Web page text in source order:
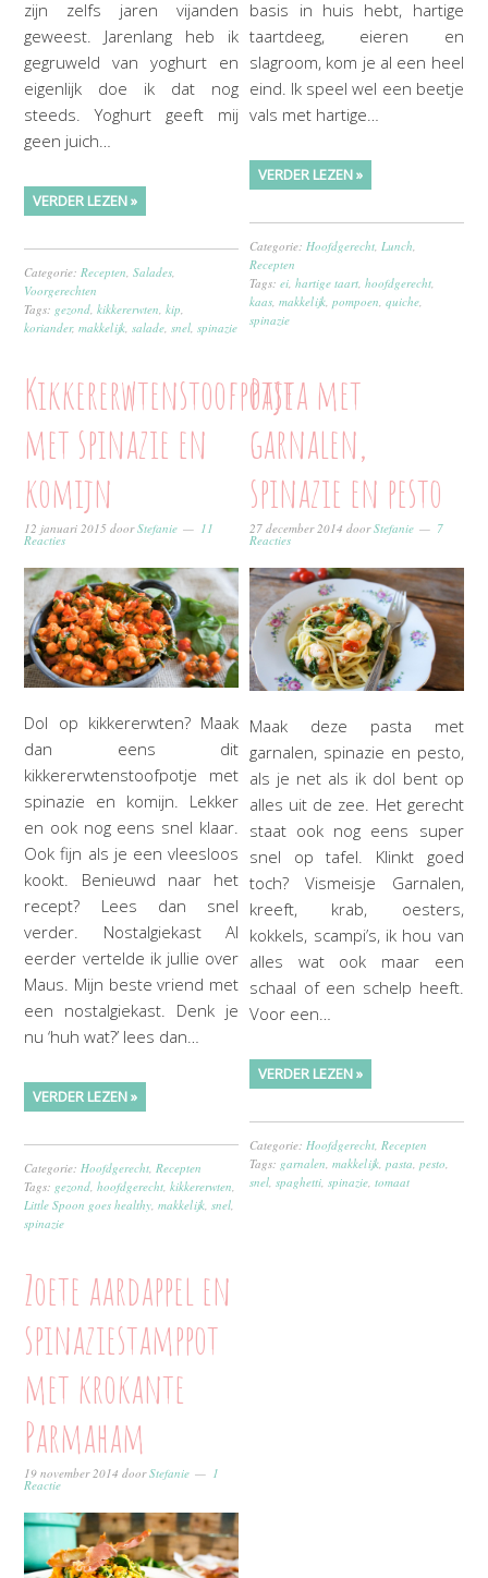
zijn zelfs jaren vijanden
geweest. Jarenlang heb ik
gegruweld van yoghurt en
eigenlijk doe ik dat nog
steeds. Yoghurt geeft mij
geen juich…
VERDER LEZEN »
Categorie: Recepten ,Salades
Voorgerechten
Tags: gezond ,kikkererwten ,kip
koriander,makkelijk ,salade ,snel ,spinazie
basis in huis hebt, hartige
taartdeeg, eieren en
slagroom, kom je al een heel
eind. Ik speel wel een beetje
vals met hartige…
VERDER LEZEN »
Categorie: Hoofdgerecht Lunch
Recepten
Tags:ei ,hartige taart ,hoofdgerecht
kaas ,makkelijk ,pompoen ,quiche
spinazie
Kikkererwtenstoofpotje
met spinazie en
komijn
12 januari 2015 doorStefanie 11
Reacties
Dol op kikkererwten? Maak
dan eens dit
kikkererwtenstoofpotje met
spinazie en komijn. Lekker
en ook nog eens snel klaar.
Ook fijn als je een vleesloos
kookt. Benieuwd naar het
recept? Lees dan snel
verder. Nostalgiekast Al
eerder vertelde ik jullie over
Maus. Mijn beste vriend met
een nostalgiekast. Denk je
nu ‘huh wat?’ lees dan…
VERDER LEZEN »
Categorie:Hoofdgerecht,Recepten
Tags: gezond,hoofdgerecht,kikkererwten,
Little Spoon goes healthy,makkelijk,snel,
spinazie
Pasta met
garnalen,
spinazie en pesto
27 december 2014 doorStefanie 7
Reacties
Maak deze pasta met
garnalen, spinazie en pesto,
als je net als ik dol bent op
alles uit de zee. Het gerecht
staat ook nog eens super
snel op tafel. Klinkt goed
toch? Vismeisje Garnalen,
kreeft, krab, oesters,
kokkels, scampi’s, ik hou van
alles wat ook maar een
schaal of een schelp heeft.
Voor een…
VERDER LEZEN »
Categorie: Hoofdgerecht Recepten
Tags: garnalen ,makkelijk ,pasta ,pesto
snel ,spaghetti ,spinazie ,tomaat
Zoete aardappel en
spinaziestamppot
met krokante
Parmaham
19 november 2014 doorStefanie 1
Reactie